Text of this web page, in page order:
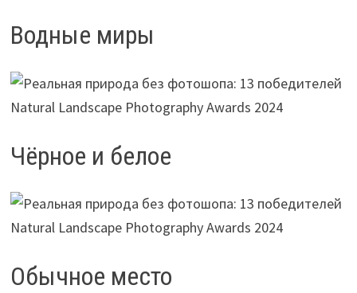
Водные миры
Чёрное и белое
Обычное место